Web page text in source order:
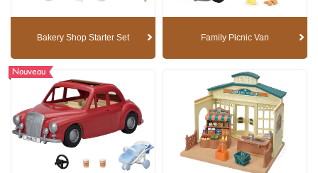
Bakery Shop Starter Set Family Picnic Van
Nouveau